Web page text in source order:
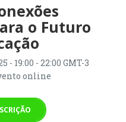
o Futuro
- 19:00 - 22:00 GMT-3
online